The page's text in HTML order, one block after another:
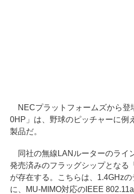
NECプラットフォームズから登
0HP」は、野球のピッチャーに例
製品だ。
同社の無線LANルーターのライ
発売済みのフラッグシップとなる
が存在する。こちらは、1.4GHz
に、MU-MIMO対応のIEEE